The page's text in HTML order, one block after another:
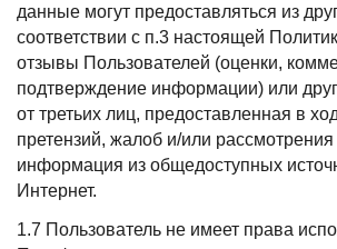
данные могут предоставляться из
соответствии с п.3 настоящей
отзывы Пользователей (оценки,
подтверждение информации) или
от третьих лиц, предоставленная в
претензий, жалоб и/или
информация из общедоступных
Интернет.
1.7 Пользователь не имеет права